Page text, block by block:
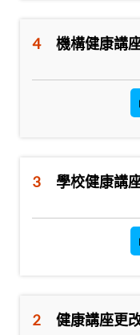
4 機構健康講
3 學校健康講
2 健康講座更